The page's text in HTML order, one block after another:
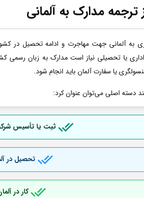
مدارک به آلمانی
به آلمانی جهت مهاجرت و ادامه تحصیل در
یا تحصیلی نیاز است مدارک به زبان رسمی
یا سفارت آلمان باید انجام شود.
دسته اصلی می‌توان عنوان کرد:
ثبت یا تأسیس
تحصیل در
کار در